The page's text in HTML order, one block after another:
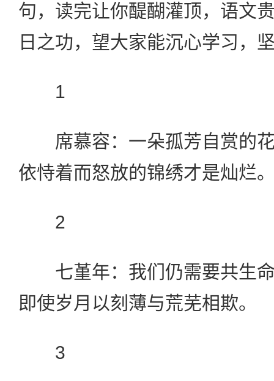
句，读完让你醍醐灌顶，语文
日之功，望大家能沉心学习，
1
席慕容：一朵孤芳自赏的花
依恃着而怒放的锦绣才是灿烂
2
七堇年：我们仍需要共生命
即使岁月以刻薄与荒芜相欺。
3